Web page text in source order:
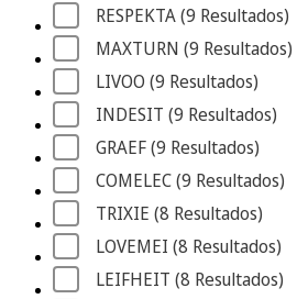
RESPEKTA (9 Resultados)
MAXTURN (9 Resultados)
LIVOO (9 Resultados)
INDESIT (9 Resultados)
GRAEF (9 Resultados)
COMELEC (9 Resultados)
TRIXIE (8 Resultados)
LOVEMEI (8 Resultados)
LEIFHEIT (8 Resultados)